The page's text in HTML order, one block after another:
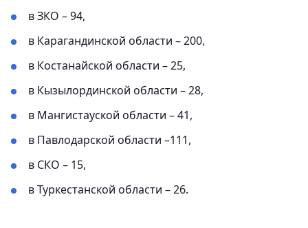
в ЗКО – 94,
в Карагандинской области – 200,
в Костанайской области – 25,
в Кызылординской области – 28,
в Мангистауской области – 41,
в Павлодарской области –111,
в СКО – 15,
в Туркестанской области – 26.